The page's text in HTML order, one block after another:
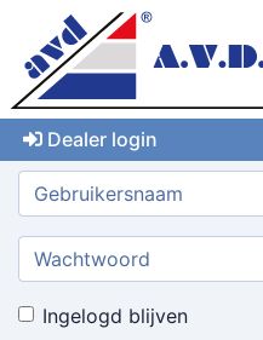
Dealer login
Gebruikersnaam:
Wachtwoord:
Ingelogd blijven